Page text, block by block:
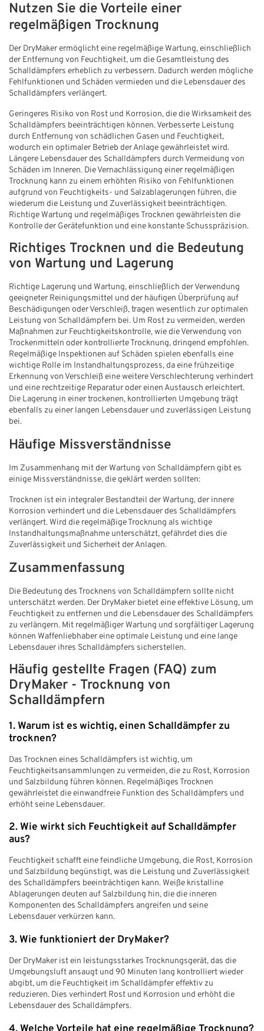
Nutzen Sie die Vorteile einer
regelmäßigen Trocknung
Der DryMaker ermöglicht eine regelmäßige Wartung, einschließlich
der Entfernung von Feuchtigkeit, um die Gesamtleistung des
Schalldämpfers erheblich zu verbessern. Dadurch werden mögliche
Fehlfunktionen und Schäden vermieden und die Lebensdauer des
Schalldämpfers verlängert.
Geringeres Risiko von Rost und Korrosion, die die Wirksamkeit des
Schalldämpfers beeinträchtigen können. Verbesserte Leistung
durch Entfernung von schädlichen Gasen und Feuchtigkeit,
wodurch ein optimaler Betrieb der Anlage gewährleistet wird.
Längere Lebensdauer des Schalldämpfers durch Vermeidung von
Schäden im Inneren. Die Vernachlässigung einer regelmäßigen
Trocknung kann zu einem erhöhten Risiko von Fehlfunktionen
aufgrund von Feuchtigkeits- und Salzablagerungen führen, die
wiederum die Leistung und Zuverlässigkeit beeinträchtigen.
Richtige Wartung und regelmäßiges Trocknen gewährleisten die
Kontrolle der Gerätefunktion und eine konstante Schusspräzision.
Richtiges Trocknen und die Bedeutung
von Wartung und Lagerung
Richtige Lagerung und Wartung, einschließlich der Verwendung
geeigneter Reinigungsmittel und der häufigen Überprüfung auf
Beschädigungen oder Verschleiß, tragen wesentlich zur optimalen
Leistung von Schalldämpfern bei. Um Rost zu vermeiden, werden
Maßnahmen zur Feuchtigkeitskontrolle, wie die Verwendung von
Trockenmitteln oder kontrollierte Trocknung, dringend empfohlen.
Regelmäßige Inspektionen auf Schäden spielen ebenfalls eine
wichtige Rolle im Instandhaltungsprozess, da eine frühzeitige
Erkennung von Verschleiß eine weitere Verschlechterung verhindert
und eine rechtzeitige Reparatur oder einen Austausch erleichtert.
Die Lagerung in einer trockenen, kontrollierten Umgebung trägt
ebenfalls zu einer langen Lebensdauer und zuverlässigen Leistung
bei.
Häufige Missverständnisse
Im Zusammenhang mit der Wartung von Schalldämpfern gibt es
einige Missverständnisse, die geklärt werden sollten:
Trocknen ist ein integraler Bestandteil der Wartung, der innere
Korrosion verhindert und die Lebensdauer des Schalldämpfers
verlängert. Wird die regelmäßige Trocknung als wichtige
Instandhaltungsmaßnahme unterschätzt, gefährdet dies die
Zuverlässigkeit und Sicherheit der Anlagen.
Zusammenfassung
Die Bedeutung des Trocknens von Schalldämpfern sollte nicht
unterschätzt werden. Der DryMaker bietet eine effektive Lösung, um
Feuchtigkeit zu entfernen und die Lebensdauer des Schalldämpfers
zu verlängern. Mit regelmäßiger Wartung und sorgfältiger Lagerung
können Waffenliebhaber eine optimale Leistung und eine lange
Lebensdauer ihres Schalldämpfers sicherstellen.
Häufig gestellte Fragen (FAQ) zum
DryMaker - Trocknung von
Schalldämpfern
1. Warum ist es wichtig, einen Schalldämpfer zu
trocknen?
Das Trocknen eines Schalldämpfers ist wichtig, um
Feuchtigkeitsansammlungen zu vermeiden, die zu Rost, Korrosion
und Salzbildung führen können. Regelmäßiges Trocknen
gewährleistet die einwandfreie Funktion des Schalldämpfers und
erhöht seine Lebensdauer.
2. Wie wirkt sich Feuchtigkeit auf Schalldämpfer
aus?
Feuchtigkeit schafft eine feindliche Umgebung, die Rost, Korrosion
und Salzbildung begünstigt, was die Leistung und Zuverlässigkeit
des Schalldämpfers beeinträchtigen kann. Weiße kristalline
Ablagerungen deuten auf Salzbildung hin, die die inneren
Komponenten des Schalldämpfers angreifen und seine
Lebensdauer verkürzen kann.
3. Wie funktioniert der DryMaker?
Der DryMaker ist ein leistungsstarkes Trocknungsgerät, das die
Umgebungsluft ansaugt und 90 Minuten lang kontrolliert wieder
abgibt, um die Feuchtigkeit im Schalldämpfer effektiv zu
reduzieren. Dies verhindert Rost und Korrosion und erhöht die
Lebensdauer des Schalldämpfers.